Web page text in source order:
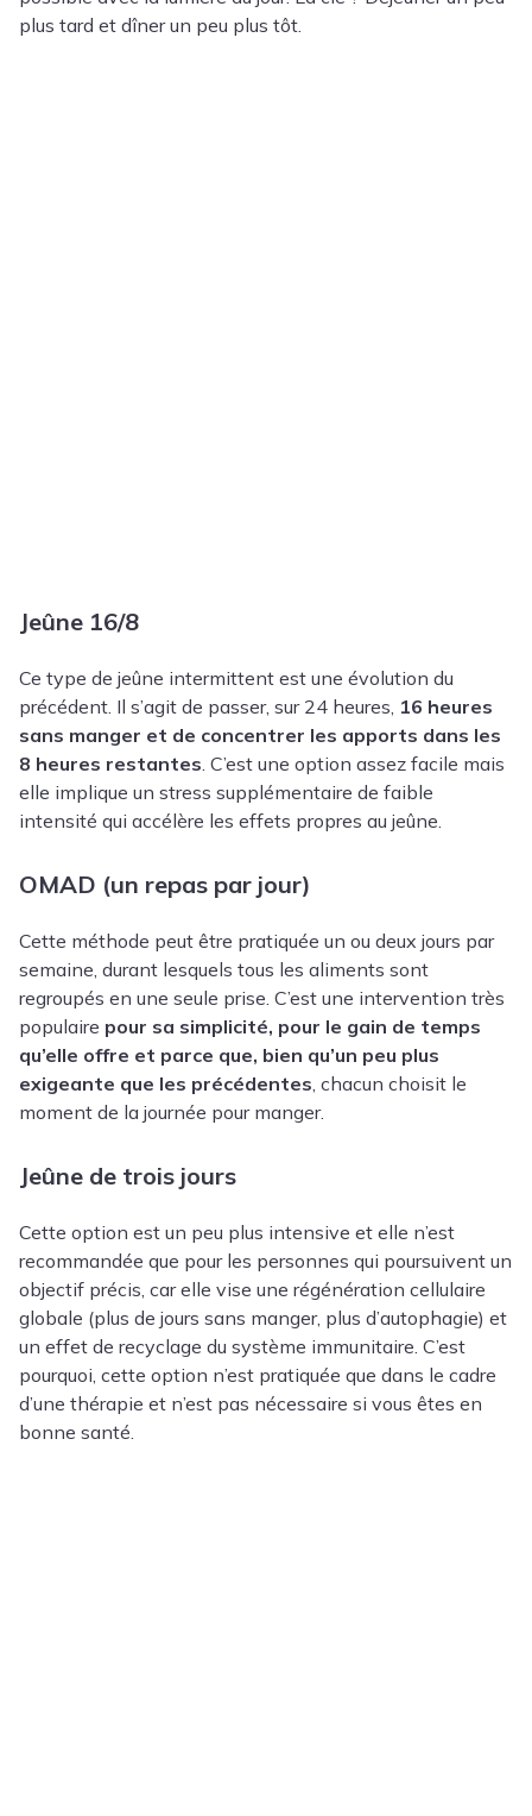
plus tard et dîner un peu plus tôt.
Jeûne 16/8
Ce type de jeûne intermittent est une évolution du
précédent. Il s’agit de passer, sur 24 heures, 16 heures
sans manger et de concentrer les apports dans les
8 heures restantes. C’est une option assez facile mais
elle implique un stress supplémentaire de faible
intensité qui accélère les effets propres au jeûne.
OMAD (un repas par jour)
Cette méthode peut être pratiquée un ou deux jours par
semaine, durant lesquels tous les aliments sont
regroupés en une seule prise. C’est une intervention très
populaire pour sa simplicité, pour le gain de temps
qu’elle offre et parce que, bien qu’un peu plus
exigeante que les précédentes, chacun choisit le
moment de la journée pour manger.
Jeûne de trois jours
Cette option est un peu plus intensive et elle n’est
recommandée que pour les personnes qui poursuivent un
objectif précis, car elle vise une régénération cellulaire
globale (plus de jours sans manger, plus d’autophagie) et
un effet de recyclage du système immunitaire. C’est
pourquoi, cette option n’est pratiquée que dans le cadre
d’une thérapie et n’est pas nécessaire si vous êtes en
bonne santé.